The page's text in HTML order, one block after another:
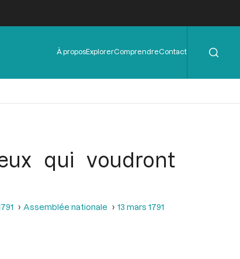
Menu
de
À proposExplorerComprendreContact
qui voudront
Assemblée nationale 13 mars 1791